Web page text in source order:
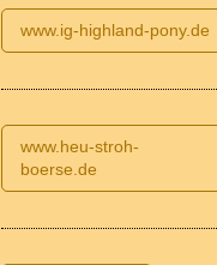
www.ig-highland-pony.de
www.heu-stroh-
boerse.de